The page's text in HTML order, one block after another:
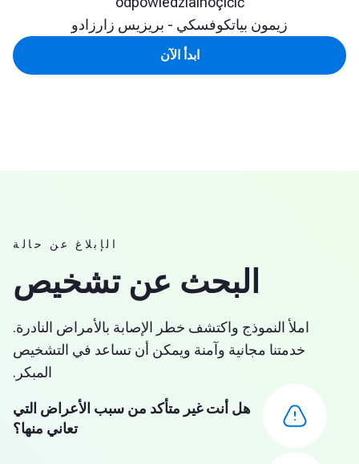
زيمون بياتكوفسكي - بريزيس زارزادو
الإبلاغ عن حالة
البحث عن تشخيص
النموذج واكتشف خطر الإصابة بالأمراض النادرة.
مجانية وآمنة ويمكن أن تساعد في التشخيص
هل أنت غير متأكد من سبب الأعراض التي
تعاني منها؟